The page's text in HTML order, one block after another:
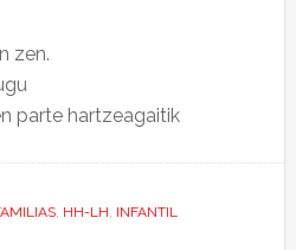
zen.
parte hartzeagaitik
, HH-LH, INFANTIL